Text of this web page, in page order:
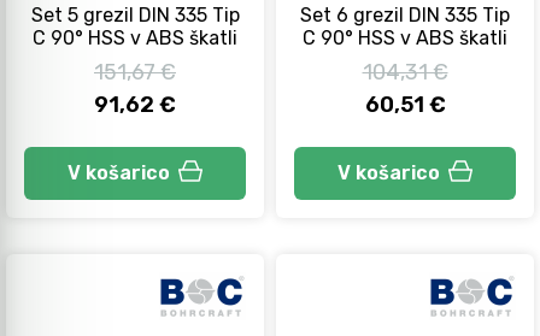
Set 5 grezil DIN 335 Tip
C 90° HSS v ABS škatli
151,67 €
91,62 €
V košarico
Set 6 grezil DIN 335 Tip
C 90° HSS v ABS škatli
104,31 €
60,51 €
V košarico
Kladiva
Točkala, dleta, luknjači in pile
Škarje, noži in žage